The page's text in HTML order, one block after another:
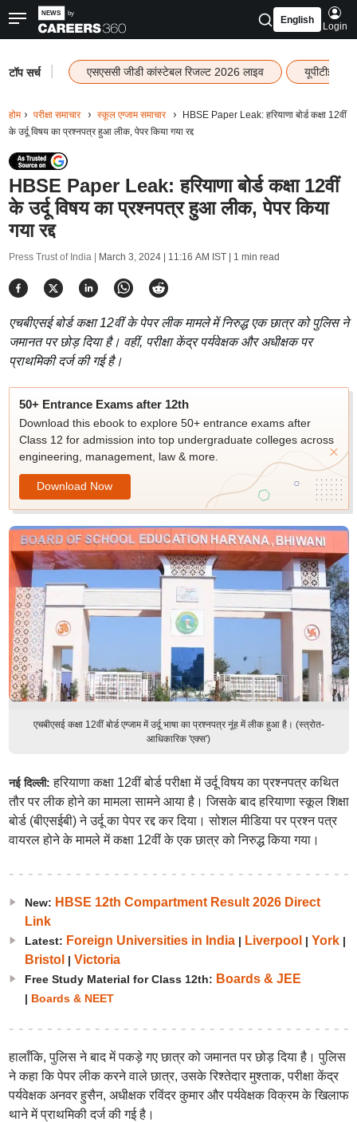
English
Login
टॉप सर्च एसएससी जीडी कांस्टेबल रिजल्ट 2026 लाइव यूपीटीईटी
होम परीक्षा समाचार स्कूल एग्जाम समाचार
HBSE Paper Leak: हरियाणा बोर्ड कक्षा 12वीं
के उर्दू विषय का प्रश्नपत्र हुआ लीक, पेपर किया गया रद्द
HBSE Paper Leak: हरियाणा बोर्ड कक्षा 12वीं
के उर्दू विषय का प्रश्नपत्र हुआ लीक, पेपर किया
गया रद्द
Press Trust of India | March 3, 2024 | 11:16 AM IST| 1 min read
एचबीएसई बोर्ड कक्षा 12वीं के पेपर लीक मामले में निरुद्ध एक छात्र को पुलिस ने
जमानत पर छोड़ दिया है। वहीं, परीक्षा केंद्र पर्यवेक्षक और अधीक्षक पर
प्राथमिकी दर्ज की गई है।
50+ Entrance Exams after 12th
Download this ebook to explore 50+ entrance exams after
Class 12 for admission into top undergraduate colleges across
engineering, management, law & more.
Download Now
एचबीएसई कक्षा 12वीं बोर्ड एग्जाम में उर्दू भाषा का प्रश्नपत्र नूंह में लीक हुआ है। (स्त्रोत-
आधिकारिक 'एक्स')
नई दिल्ली: हरियाणा कक्षा 12वीं बोर्ड परीक्षा में उर्दू विषय का प्रश्नपत्र कथित
तौर पर लीक होने का मामला सामने आया है। जिसके बाद हरियाणा स्कूल शिक्षा
बोर्ड (बीएसईबी) ने उर्दू का पेपर रद्द कर दिया। सोशल मीडिया पर प्रश्न पत्र
वायरल होने के मामले में कक्षा 12वीं के एक छात्र को निरुद्ध किया गया।
New: HBSE 12th Compartment Result 2026 Direct
Link
Latest: Foreign Universities in India| Liverpool | York|
Bristol | Victoria
Free Study Material for Class 12th: Boards & JEE
| Boards & NEET
हालाँकि, पुलिस ने बाद में पकड़े गए छात्र को जमानत पर छोड़ दिया है। पुलिस
ने कहा कि पेपर लीक करने वाले छात्र, उसके रिश्तेदार मुश्ताक, परीक्षा केंद्र
पर्यवेक्षक अनवर हुसैन, अधीक्षक रविंदर कुमार और पर्यवेक्षक विक्रम के खिलाफ
थाने में प्राथमिकी दर्ज की गई है।